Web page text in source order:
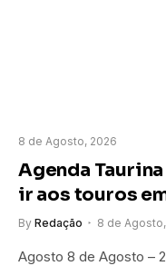
8 de Agosto, 2026
Agenda
ir aos touros
By Redação 8 de
Agosto 8 de Agosto –